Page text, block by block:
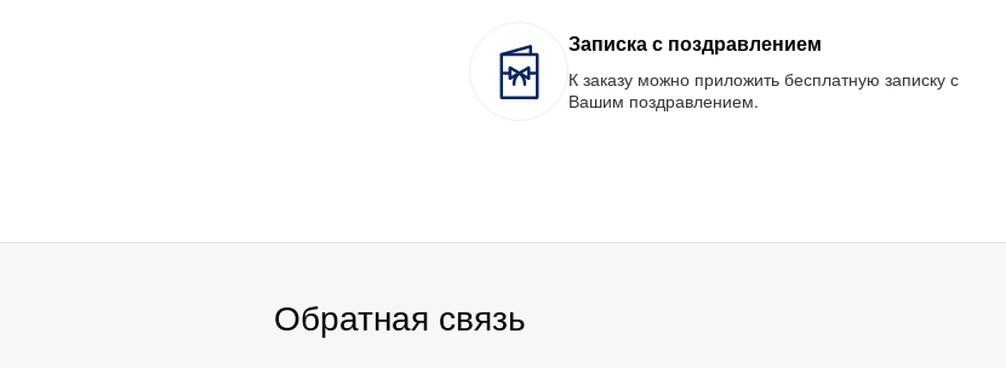
Записка с поздравлением
К заказу можно приложить бесплатную записку с
Вашим поздравлением.
Обратная связь